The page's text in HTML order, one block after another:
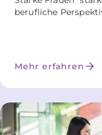
berufliche
Mehr erfahren